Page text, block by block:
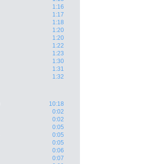
1:16
1:17
1:18
1:20
1:20
1:22
1:23
1:30
1:31
1:32
10:18
0:02
0:02
0:05
0:05
0:05
0:06
0:07